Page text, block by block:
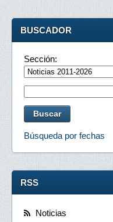
BUSCADOR
Sección:
Búsqueda por fechas
RSS
Noticias